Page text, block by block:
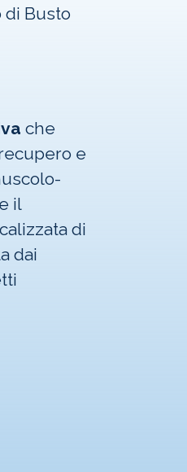
di Busto
che
e
il
di
dai